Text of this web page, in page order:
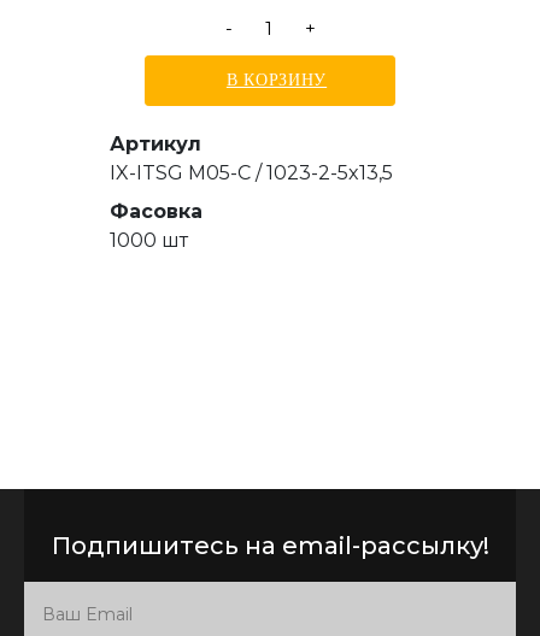
-
+
В КОРЗИНУ
Артикул
IX-ITSG M05-C / 1023-2-5x13,5
Фасовка
1000 шт
Подпишитесь на email-рассылку!